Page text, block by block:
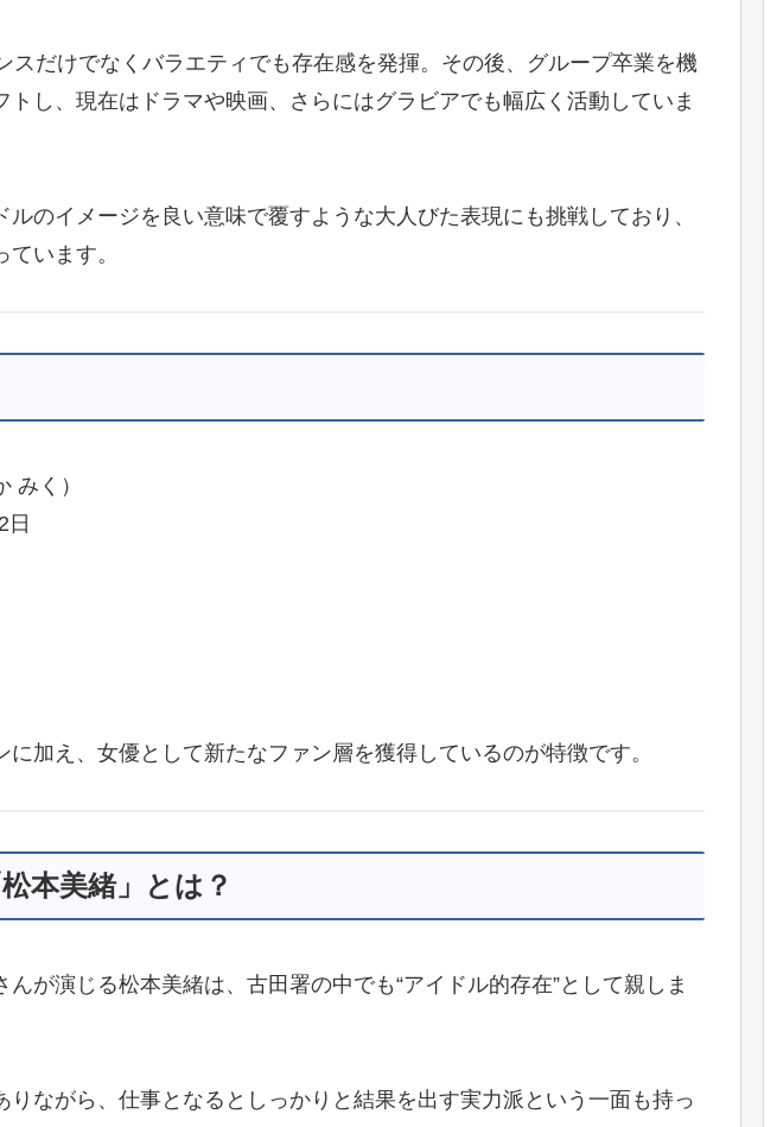
スだけでなくバラエティでも存在感を発揮。その後、グループ卒業を機
トし、現在はドラマや映画、さらにはグラビアでも幅広く活動していま
のイメージを良い意味で覆すような大人びた表現にも挑戦しており、
います。
みく）
日
加え、女優として新たなファン層を獲得しているのが特徴です。
本美緒」とは？
が演じる松本美緒は、古田署の中でも“アイドル的存在”として親しま
りながら、仕事となるとしっかりと結果を出す実力派という一面も持っ